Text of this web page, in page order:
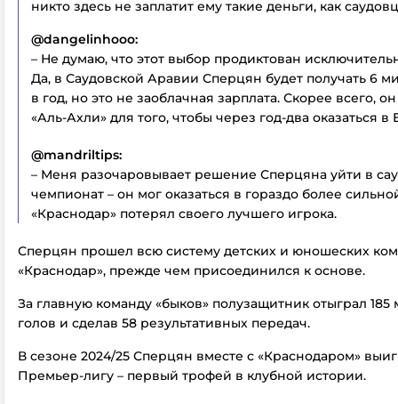
никто здесь не заплатит ему такие деньги, как
@dangelinhooo:
– Не думаю, что этот выбор продиктован
Да, в Саудовской Аравии Сперцян будет получать 6
в год, но это не заоблачная зарплата. Скорее всего,
«Аль-Ахли» для того, чтобы через год-два оказаться в
@mandriltips:
– Меня разочаровывает решение Сперцяна уйти в
чемпионат – он мог оказаться в гораздо более
«Краснодар» потерял своего лучшего игрока.
Сперцян прошел всю систему детских и юношеских
«Краснодар», прежде чем присоединился к основе.
За главную команду «быков» полузащитник отыграл 185
голов и сделав 58 результативных передач.
В сезоне 2024/25 Сперцян вместе с «Краснодаром»
Премьер-лигу – первый трофей в клубной истории.